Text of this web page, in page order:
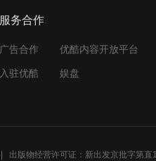
Butterfly
服务合作
广告合作 优酷内容开放平台
入驻优酷 娱盘
出版物经营许可证：新出发京批字第直